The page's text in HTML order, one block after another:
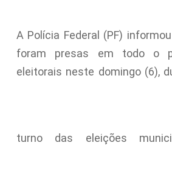
A Polícia Federal (PF)
foram presas em todo o
eleitorais neste domingo (6),
turno das eleições